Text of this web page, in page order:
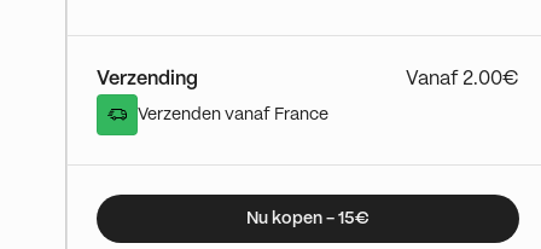
Verzending Vanaf 2.00€
Verzenden vanaf France
Nu kopen - 15€